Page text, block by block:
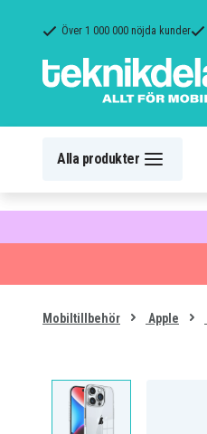
Över 1 000 000 nöjda kunder
Alla produkter
Mobiltillbehör Apple